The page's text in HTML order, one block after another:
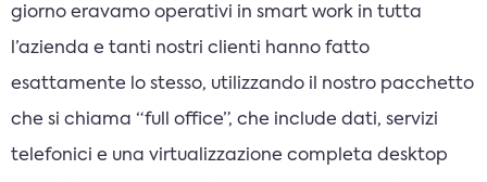
giorno eravamo operativi in smart work in tutta
l’azienda e tanti nostri clienti hanno fatto
esattamente lo stesso, utilizzando il nostro pacchetto
che si chiama “full office”, che include dati, servizi
telefonici e una virtualizzazione completa desktop